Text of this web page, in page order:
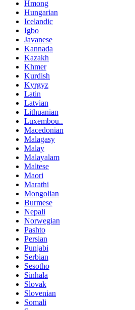
Hmong
Hungarian
Icelandic
Igbo
Javanese
Kannada
Kazakh
Khmer
Kurdish
Kyrgyz
Latin
Latvian
Lithuanian
Luxembou..
Macedonian
Malagasy
Malay
Malayalam
Maltese
Maori
Marathi
Mongolian
Burmese
Nepali
Norwegian
Pashto
Persian
Punjabi
Serbian
Sesotho
Sinhala
Slovak
Slovenian
Somali